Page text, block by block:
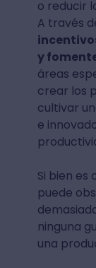
o reducir
A través
y
áreas
crear los
cultivar
e
Si bien
puede
ninguna
una